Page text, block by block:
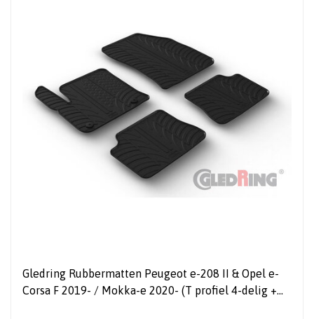
Gledring Rubbermatten Peugeot e-208 II & Opel e-
Corsa F 2019- / Mokka-e 2020- (T profiel 4-delig +